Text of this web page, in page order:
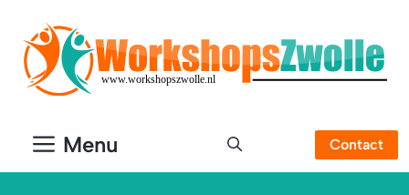
naar
inhoud
Menu Contact